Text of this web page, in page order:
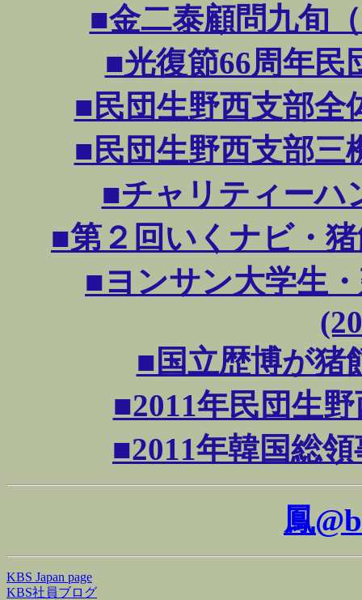
■金二泰顧問九旬
■光復節66周年民
■民団生野西支部全
■民団生野西支部三
■チャリティーハ
■第２回いくナビ・
■ヨンサン大学生
■国立歴博が猪
■2011年民団生
■2011年韓国総
鳳
KBS Japan page
KBS社員ブログ